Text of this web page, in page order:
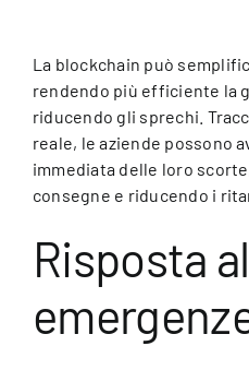
La blockchain può
rendendo più efficiente la
riducendo gli sprechi.
reale, le aziende possono
immediata delle loro
consegne e riducendo i
Risposta